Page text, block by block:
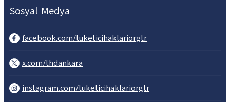
Sosyal Medya
facebook.com/tuketicihaklariorgtr
x.com/thdankara
instagram.com/tuketicihaklariorgtr